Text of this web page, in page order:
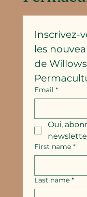
Inscrivez-
les
de
Email *
Oui,
First name *
Last name *